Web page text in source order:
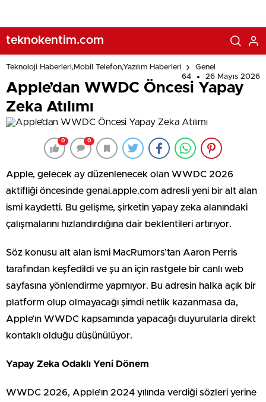
teknokentim.com
Teknoloji Haberleri,Mobil Telefon,Yazılım Haberleri
Genel
64
26 Mayıs 2026
Apple’dan WWDC Öncesi Yapay
Zeka Atılımı
0 0
Apple, gelecek ay düzenlenecek olan WWDC 2026
aktifliği öncesinde genai.apple.com adresli yeni bir alt alan
ismi kaydetti. Bu gelişme, şirketin yapay zeka alanındaki
çalışmalarını hızlandırdığına dair beklentileri artırıyor.
Söz konusu alt alan ismi MacRumors’tan Aaron Perris
tarafından keşfedildi ve şu an için rastgele bir canlı web
sayfasına yönlendirme yapmıyor. Bu adresin halka açık bir
platform olup olmayacağı şimdi netlik kazanmasa da,
Apple’ın WWDC kapsamında yapacağı duyurularla direkt
kontaklı olduğu düşünülüyor.
Yapay Zeka Odaklı Yeni Dönem
WWDC 2026, Apple’ın 2024 yılında verdiği sözleri yerine